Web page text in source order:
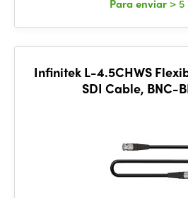
Para enviar > 5
Infinitek L-4.5CHWS
SDI Cable, BNC-